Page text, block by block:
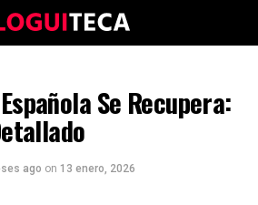
Se Recupera:
ago on 13 enero, 2026